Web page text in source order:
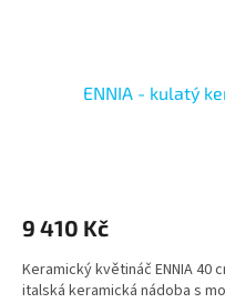
ENNIA - kulatý
9 410 Kč
Keramický květináč ENNIA 40
italská keramická nádoba s